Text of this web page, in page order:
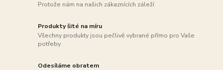
Protože nám na našich zákaznících záleží
Produkty šité na míru
Všechny produkty jsou pečlivě vybrané přímo pro Vaše
potřeby
Odesíláme obratem